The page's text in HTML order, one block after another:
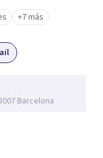
avanzar con
se realiza en
el ritmo y
Centro
así
y
un espacio de
+7 más
Barcelona